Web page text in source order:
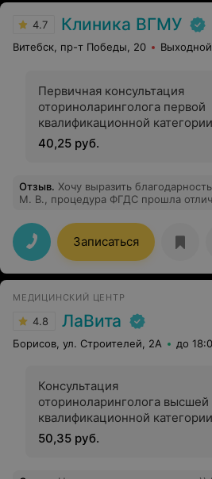
4.7 Клиника ВГМУ
Витебск, пр-т Победы, 20 Выходной
Первичная консультация
оториноларинголога первой
квалификационной категории
40,25 руб.
Отзыв. Хочу выразить благодарность Толстому Т. Д. и
М. В., процедура ФГДС прошла
сердце. Спасибо Вам.
Записаться
МЕДИЦИНСКИЙ ЦЕНТР
4.8 ЛаВита
Борисов, ул. Строителей, 2А до
Консультация
оториноларинголога высшей
квалификационной категории
50,35 руб.